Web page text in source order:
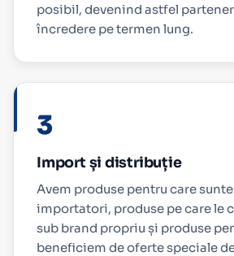
posibil, devenind astfel
încredere pe termen lung.
3
Import și distribuție
Avem produse pentru care
importatori, produse pe care le
sub brand propriu și produse
beneficiem de oferte speciale